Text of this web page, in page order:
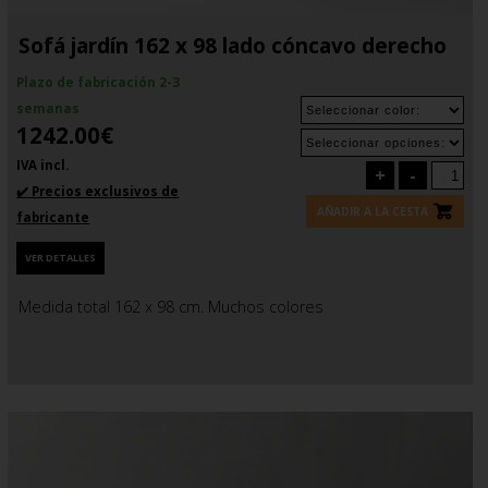
Sofá jardín 162 x 98 lado cóncavo derecho
Plazo de fabricación 2-3
semanas
1242.00€
IVA incl.
✔️ Precios exclusivos de
fabricante
VER DETALLES
+ -
AÑADIR A LA CESTA
Medida total 162 x 98 cm. Muchos colores